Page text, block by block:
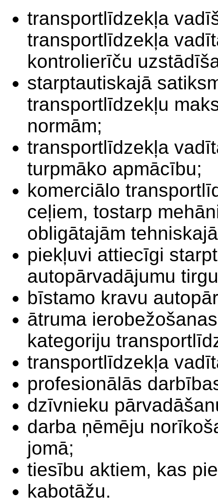
transportlīdzekļa
transportlīdzekļa
kontrolierīču
starptautiskajā
transportlīdzekļu
normām;
transportlīdzekļa
turpmāko apmācību;
komerciālo
ceļiem, tostarp
obligātajām
piekļuvi attiecīgi
autopārvadājumu
bīstamo kravu
ātruma
kategoriju
transportlīdzekļa
profesionālās
dzīvnieku
darba ņēmēju
jomā;
tiesību aktiem, kas
kabotāžu.